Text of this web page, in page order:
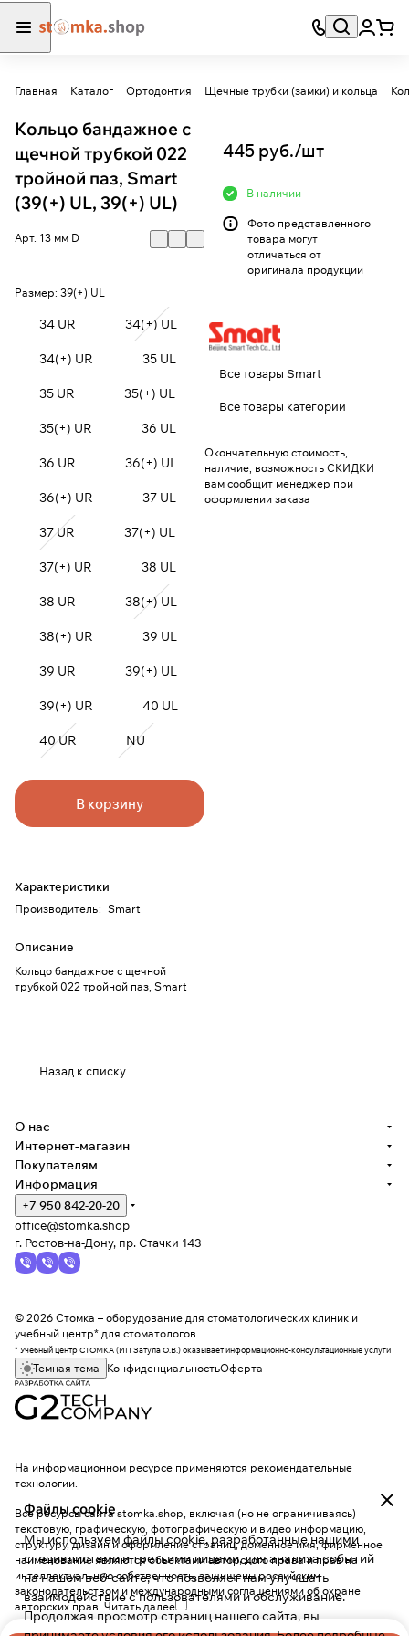
Главная Каталог Ортодонтия Щечные трубки (замки) и кольца
Кольцо бандажное с
щечной трубкой 022
тройной паз, Smart
(39(+) UL, 39(+) UL)
Арт. 13 мм D
Размер: 39(+) UL
34 UR 34(+) UL
34(+) UR 35 UL
35 UR 35(+) UL
35(+) UR 36 UL
36 UR 36(+) UL
36(+) UR 37 UL
37 UR 37(+) UL
37(+) UR 38 UL
38 UR 38(+) UL
38(+) UR 39 UL
39 UR 39(+) UL
39(+) UR 40 UL
40 UR NU
В корзину
Характеристики
Производитель: Smart
Описание
Кольцо бандажное с щечной
трубкой 022 тройной паз, Smart
445 руб./шт
В наличии
Фото представленного
товара могут
отличаться от
оригинала продукции
Все товары Smart
Все товары категории
Окончательную стоимость,
наличие, возможность СКИДКИ
вам сообщит менеджер при
оформлении заказа
Назад к списку
Файлы cookie
Мы используем файлы cookie, разработанные нашими
специалистами и третьими лицами, для анализа событий
на нашем веб-сайте, что позволяет нам улучшать
взаимодействие с пользователями и обслуживание.
Продолжая просмотр страниц нашего сайта, вы
О нас
Интернет-магазин
Покупателям
Информация
+7 950 842-20-20
office@stomka.shop
г. Ростов-на-Дону, пр. Стачки 143
© 2026 Стомка – оборудование для стоматологических клиник и
учебный центр* для стоматологов
* Учебный центр СТОМКА (ИП Затула О.В.) оказывает информационно-консультационные услуги
Темная тема КонфиденциальностьОферта
На информационном ресурсе применяются рекомендательные
технологии.
Все ресурсы сайта stomka.shop, включая (но не ограничиваясь)
текстовую, графическую, фотографическую и видео информацию,
структуру, дизайн и оформление страниц, доменное имя, фирменное
наименование являются объектами авторского права и прав на
интеллектуальную собственность, защищены российским
законодательством и международными соглашениями об охране
авторских прав. Читать далее